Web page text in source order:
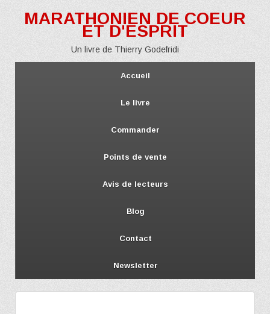
MARATHONIEN DE COEUR
ET D'ESPRIT
Un livre de Thierry Godefridi
Accueil
Le livre
Commander
Points de vente
Avis de lecteurs
Blog
Contact
Newsletter